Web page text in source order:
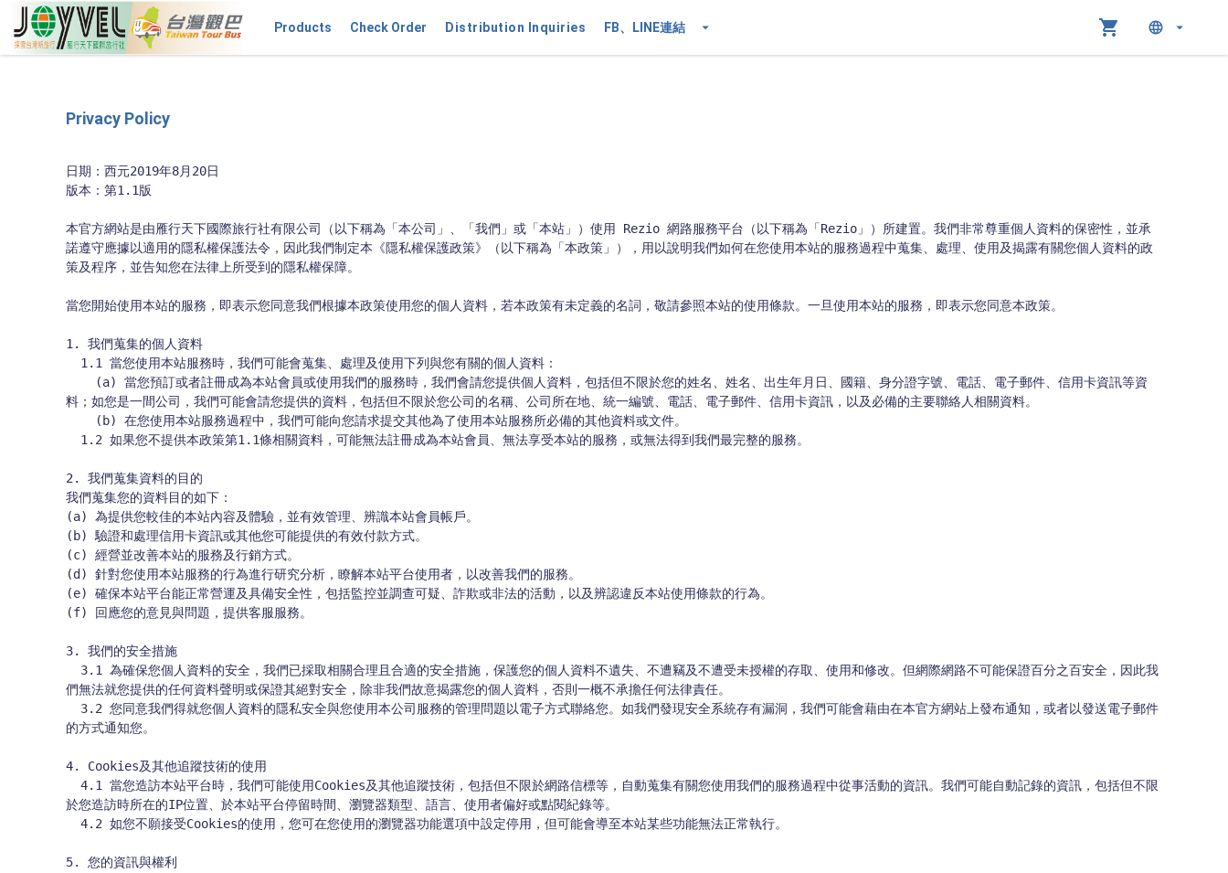
Products Check Order Distribution Inquiries FB、LINE連結
Privacy Policy
日期：西元2019年8月20日
版本：第1.1版
本官方網站是由雁行天下國際旅行社有限公司（以下稱為「本公司」、「我們」或「本站」）使用 Rezio 網路服務平台（以下稱為「Rezio」）所建置。我們非常尊重個人資料的保密性，並承
諾遵守應據以適用的隱私權保護法令，因此我們制定本《隱私權保護政策》（以下稱為「本政策」），用以說明我們如何在您使用本站的服務過程中蒐集、處理、使用及揭露有關您個人資料的政
策及程序，並告知您在法律上所受到的隱私權保障。
當您開始使用本站的服務，即表示您同意我們根據本政策使用您的個人資料，若本政策有未定義的名詞，敬請參照本站的使用條款。一旦使用本站的服務，即表示您同意本政策。
1. 我們蒐集的個人資料
料；如您是一間公司，我們可能會請您提供的資料，包括但不限於您公司的名稱、公司所在地、統一編號、電話、電子郵件、信用卡資訊，以及必備的主要聯絡人相關資料。
2. 我們蒐集資料的目的
我們蒐集您的資料目的如下：
(a) 為提供您較佳的本站內容及體驗，並有效管理、辨識本站會員帳戶。
(b) 驗證和處理信用卡資訊或其他您可能提供的有效付款方式。
(c) 經營並改善本站的服務及行銷方式。
(d) 針對您使用本站服務的行為進行研究分析，瞭解本站平台使用者，以改善我們的服務。
(e) 確保本站平台能正常營運及具備安全性，包括監控並調查可疑、詐欺或非法的活動，以及辨認違反本站使用條款的行為。
(f) 回應您的意見與問題，提供客服服務。
3. 我們的安全措施
們無法就您提供的任何資料聲明或保證其絕對安全，除非我們故意揭露您的個人資料，否則一概不承擔任何法律責任。
的方式通知您。
4. Cookies及其他追蹤技術的使用
於您造訪時所在的IP位置、於本站平台停留時間、瀏覽器類型、語言、使用者偏好或點閱紀錄等。
5. 您的資訊與權利